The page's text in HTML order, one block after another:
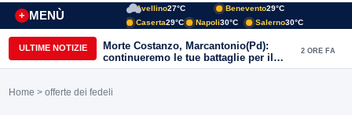
MENÙ
+
Avellino27°C Benevento29°C
Caserta29°C Napoli30°C Salerno30°C
ULTIME NOTIZIE
Morte Costanzo, Marcantonio(Pd):
continueremo le tue battaglie per il
Sannio
2 ORE FA
Home > offerte dei fedeli